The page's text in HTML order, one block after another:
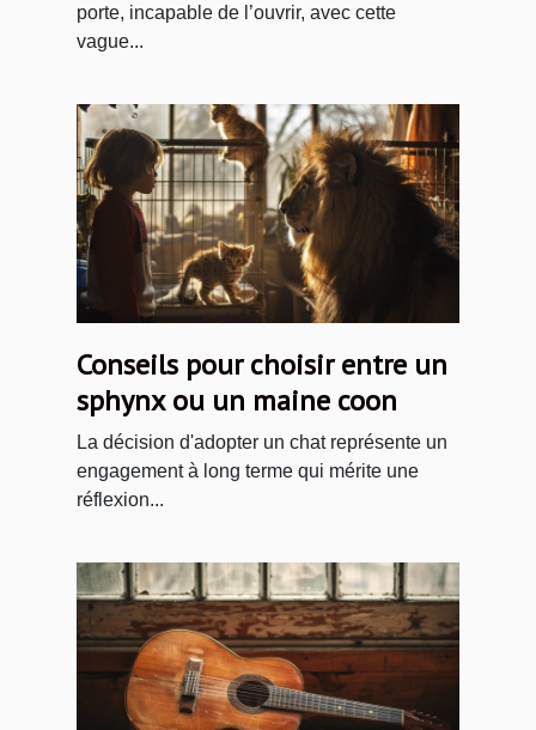
porte, incapable de l’ouvrir, avec cette
vague...
Conseils pour choisir entre un
sphynx ou un maine coon
La décision d'adopter un chat représente un
engagement à long terme qui mérite une
réflexion...